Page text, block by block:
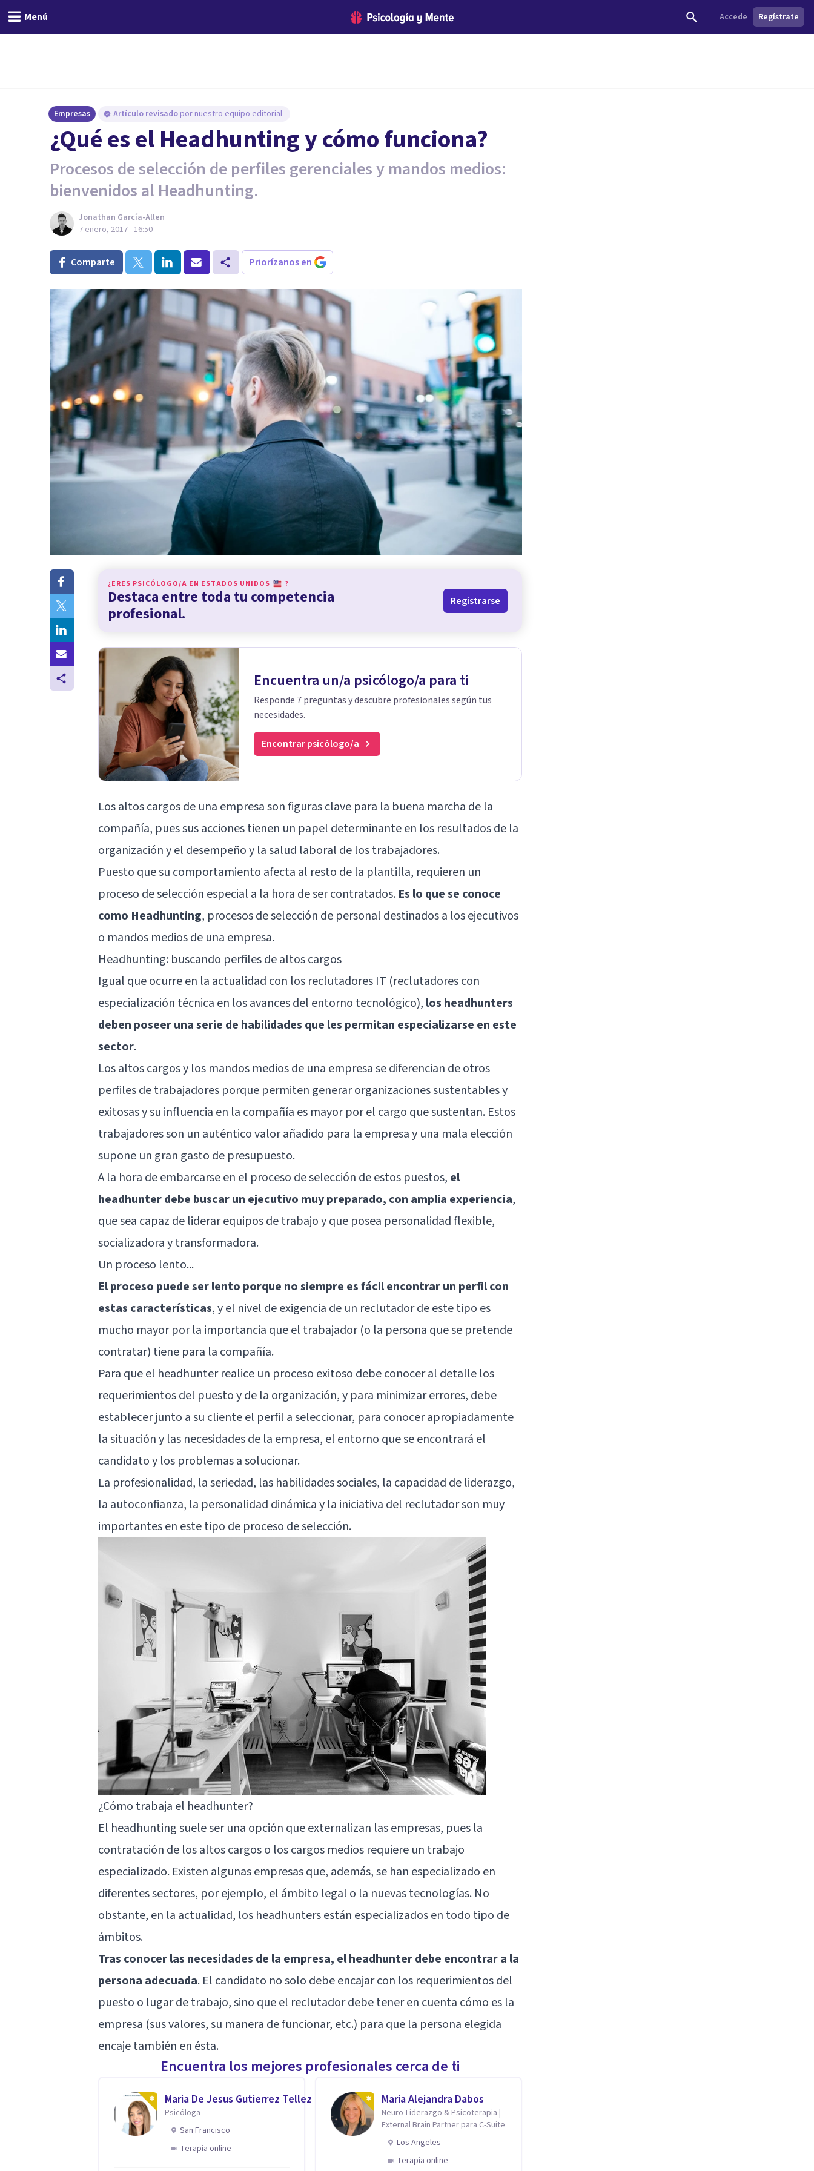
Menú Accede Regístrate
Empresas Artículo revisado por nuestro equipo editorial
​¿Qué es el Headhunting y cómo funciona?
Procesos de selección de perfiles gerenciales y mandos medios:
bienvenidos al Headhunting.
Jonathan García-Allen
7 enero, 2017 - 16:50
Comparte Priorízanos en
¿ERES PSICÓLOGO/A EN ESTADOS UNIDOS ?
Destaca entre toda tu competencia
profesional.
Registrarse
Encuentra un/a psicólogo/a para ti
Responde 7 preguntas y descubre profesionales según tus
necesidades.
Encontrar psicólogo/a
Los altos cargos de una empresa son figuras clave para la buena marcha de la
compañía, pues sus acciones tienen un papel determinante en los resultados de la
organización y el desempeño y la salud laboral de los trabajadores.
Puesto que su comportamiento afecta al resto de la plantilla, requieren un
proceso de selección especial a la hora de ser contratados. Es lo que se conoce
como Headhunting, procesos de selección de personal destinados a los ejecutivos
o mandos medios de una empresa.
Headhunting: buscando perfiles de altos cargos
Igual que ocurre en la actualidad con los reclutadores IT (reclutadores con
especialización técnica en los avances del entorno tecnológico), los headhunters
deben poseer una serie de habilidades que les permitan especializarse en este
sector.
Los altos cargos y los mandos medios de una empresa se diferencian de otros
perfiles de trabajadores porque permiten generar organizaciones sustentables y
exitosas y su influencia en la compañía es mayor por el cargo que sustentan. Estos
trabajadores son un auténtico valor añadido para la empresa y una mala elección
supone un gran gasto de presupuesto.
A la hora de embarcarse en el proceso de selección de estos puestos, el
headhunter debe buscar un ejecutivo muy preparado, con amplia experiencia,
que sea capaz de liderar equipos de trabajo y que posea personalidad flexible,
socializadora y transformadora.
Un proceso lento...
El proceso puede ser lento porque no siempre es fácil encontrar un perfil con
estas características, y el nivel de exigencia de un reclutador de este tipo es
mucho mayor por la importancia que el trabajador (o la persona que se pretende
contratar) tiene para la compañía.
Para que el headhunter realice un proceso exitoso debe conocer al detalle los
requerimientos del puesto y de la organización, y para minimizar errores, debe
establecer junto a su cliente el perfil a seleccionar, para conocer apropiadamente
la situación y las necesidades de la empresa, el entorno que se encontrará el
candidato y los problemas a solucionar.
La profesionalidad, la seriedad, las habilidades sociales, la capacidad de liderazgo,
la autoconfianza, la personalidad dinámica y la iniciativa del reclutador son muy
importantes en este tipo de proceso de selección.
¿Cómo trabaja el headhunter?
El headhunting suele ser una opción que externalizan las empresas, pues la
contratación de los altos cargos o los cargos medios requiere un trabajo
especializado. Existen algunas empresas que, además, se han especializado en
diferentes sectores, por ejemplo, el ámbito legal o la nuevas tecnologías. No
obstante, en la actualidad, los headhunters están especializados en todo tipo de
ámbitos.
Tras conocer las necesidades de la empresa, el headhunter debe encontrar a la
persona adecuada. El candidato no solo debe encajar con los requerimientos del
puesto o lugar de trabajo, sino que el reclutador debe tener en cuenta cómo es la
empresa (sus valores, su manera de funcionar, etc.) para que la persona elegida
encaje también en ésta.
Encuentra los mejores profesionales cerca de ti
Maria De Jesus Gutierrez Tellez
Psicóloga
San Francisco
Terapia online
Maria Alejandra Dabos
Neuro-Liderazgo & Psicoterapia |
External Brain Partner para C-Suite
Los Angeles
Terapia online